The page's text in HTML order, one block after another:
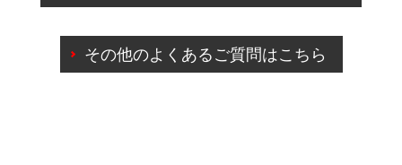
出来ないものもございます。
ご来店予約日の3営業日前を過ぎている場合のご予約
の日時変更につきましては、直接ご予約の店舗まで
その他のよくあるご質問はこちら